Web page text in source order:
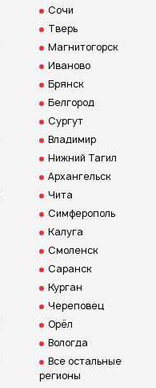
Сочи
Тверь
Магнитогорск
Иваново
Брянск
Белгород
Сургут
Владимир
Нижний Тагил
Архангельск
Чита
Симферополь
Калуга
Смоленск
Саранск
Курган
Череповец
Орёл
Вологда
Все остальные
регионы